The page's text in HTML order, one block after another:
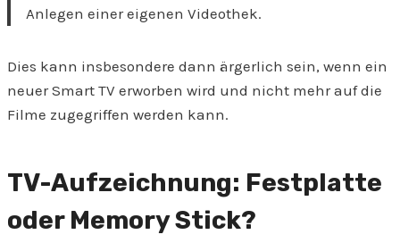
Anlegen einer eigenen Videothek.
Dies kann insbesondere dann ärgerlich sein, wenn ein
neuer Smart TV erworben wird und nicht mehr auf die
Filme zugegriffen werden kann.
TV-Aufzeichnung: Festplatte
oder Memory Stick?